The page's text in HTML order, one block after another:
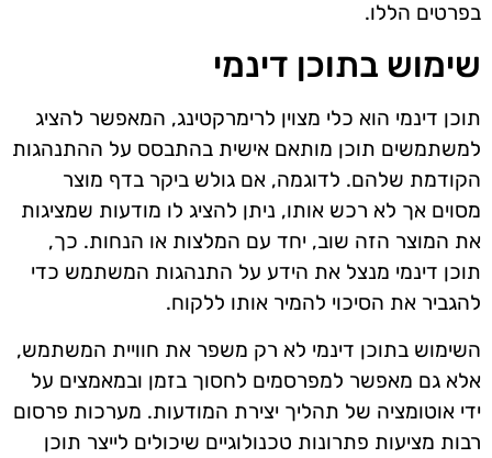
בפרטים הללו.
שימוש בתוכן דינמי
תוכן דינמי הוא כלי מצוין לרימרקטינג, המאפשר להציג
למשתמשים תוכן מותאם אישית בהתבסס על ההתנהגות
הקודמת שלהם. לדוגמה, אם גולש ביקר בדף מוצר
מסוים אך לא רכש אותו, ניתן להציג לו מודעות שמציגות
את המוצר הזה שוב, יחד עם המלצות או הנחות. כך,
תוכן דינמי מנצל את הידע על התנהגות המשתמש כדי
להגביר את הסיכוי להמיר אותו ללקוח.
השימוש בתוכן דינמי לא רק משפר את חוויית המשתמש,
אלא גם מאפשר למפרסמים לחסוך בזמן ובמאמצים על
ידי אוטומציה של תהליך יצירת המודעות. מערכות פרסום
רבות מציעות פתרונות טכנולוגיים שיכולים לייצר תוכן